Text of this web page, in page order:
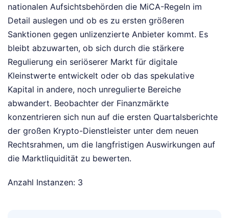
nationalen Aufsichtsbehörden die MiCA-Regeln im
Detail auslegen und ob es zu ersten größeren
Sanktionen gegen unlizenzierte Anbieter kommt. Es
bleibt abzuwarten, ob sich durch die stärkere
Regulierung ein seriöserer Markt für digitale
Kleinstwerte entwickelt oder ob das spekulative
Kapital in andere, noch unregulierte Bereiche
abwandert. Beobachter der Finanzmärkte
konzentrieren sich nun auf die ersten Quartalsberichte
der großen Krypto-Dienstleister unter dem neuen
Rechtsrahmen, um die langfristigen Auswirkungen auf
die Marktliquidität zu bewerten.
Anzahl Instanzen: 3